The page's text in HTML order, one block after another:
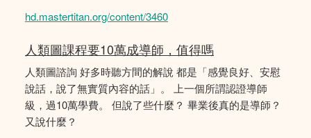
hd.mastertitan.org/content/3460
人類圖課程要10萬成導師，值得嗎
人類圖諮詢 好多時聽方間的解說 都是「感覺良好、安慰
說話，說了無實質內容的話」。 上一個所謂認證導師
級，過10萬學費。 但說了些什麼？ 畢業後真的是導師？
又說什麼？